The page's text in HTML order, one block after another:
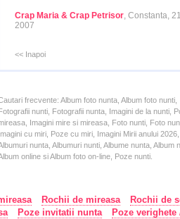
Crap Maria & Crap Petrisor, Constanta,
2007
<< Inapoi
frecvente: Album foto nunta, Album foto
nunti, Fotografii nunta, Imagini de la nunti,
Imagini mire si mireasa, Foto nunti, Foto
cu miri, Poze cu miri, Imagini Mirii anului
nunta, Albumuri nunti, Albume nunta,
online si Album foto on-line, Poze nunti.
Rochii de mireasa
Rochii de
Poze invitatii nunta
Poze